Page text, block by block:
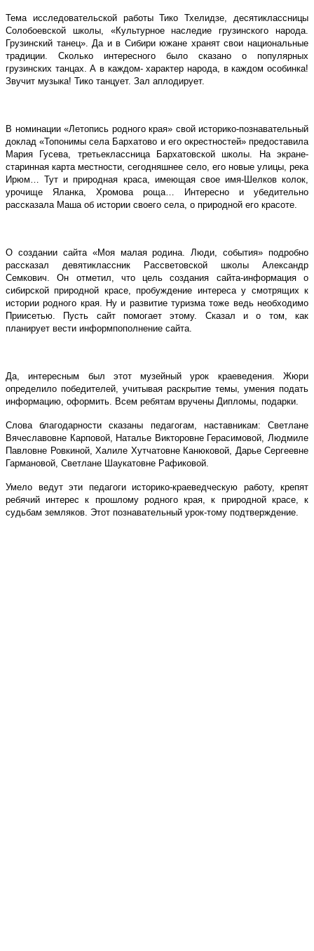
Тема исследовательской работы Тико Тхелидзе, десятиклассницы
Солобоевской школы, «Культурное наследие грузинского народа.
Грузинский танец». Да и в Сибири южане хранят свои национальные
традиции. Сколько интересного было сказано о популярных
грузинских танцах. А в каждом- характер народа, в каждом особинка!
Звучит музыка! Тико танцует. Зал аплодирует.
В номинации «Летопись родного края» свой историко-познавательный
доклад «Топонимы села Бархатово и его окрестностей» предоставила
Мария Гусева, третьеклассница Бархатовской школы. На экране-
старинная карта местности, сегодняшнее село, его новые улицы, река
Ирюм… Тут и природная краса, имеющая свое имя-Шелков колок,
урочище Яланка, Хромова роща… Интересно и убедительно
рассказала Маша об истории своего села, о природной его красоте.
О создании сайта «Моя малая родина. Люди, события» подробно
рассказал девятиклассник Рассветовской школы Александр
Семкович. Он отметил, что цель создания сайта-информация о
сибирской природной красе, пробуждение интереса у смотрящих к
истории родного края. Ну и развитие туризма тоже ведь необходимо
Приисетью. Пусть сайт помогает этому. Сказал и о том, как
планирует вести информпополнение сайта.
Да, интересным был этот музейный урок краеведения. Жюри
определило победителей, учитывая раскрытие темы, умения подать
информацию, оформить. Всем ребятам вручены Дипломы, подарки.
Слова благодарности сказаны педагогам, наставникам: Светлане
Вячеславовне Карповой, Наталье Викторовне Герасимовой, Людмиле
Павловне Ровкиной, Халиле Хутчатовне Канюковой, Дарье Сергеевне
Гармановой, Светлане Шаукатовне Рафиковой.
Умело ведут эти педагоги историко-краеведческую работу, крепят
ребячий интерес к прошлому родного края, к природной красе, к
судьбам земляков. Этот познавательный урок-тому подтверждение.